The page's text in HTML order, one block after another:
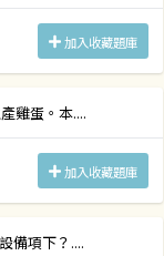
加入收藏題庫
雞蛋。本....
加入收藏題庫
備項下？....